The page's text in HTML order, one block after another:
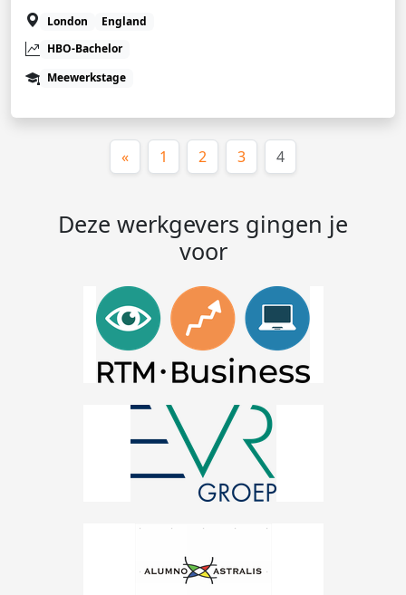
London
England
HBO-Bachelor
Meewerkstage
« 1 2 3 4(huidige)
Deze werkgevers gingen je
voor